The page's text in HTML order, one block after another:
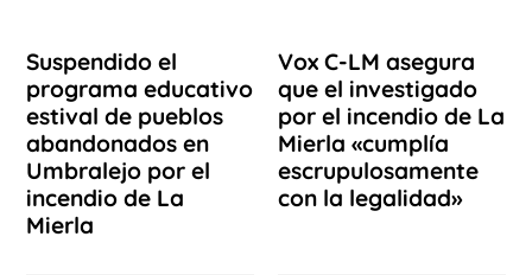
Suspendido el
programa educativo
estival de pueblos
abandonados en
Umbralejo por el
incendio de La
Mierla
Vox C-LM asegura
que el investigado
por el incendio de La
Mierla «cumplía
escrupulosamente
con la legalidad»